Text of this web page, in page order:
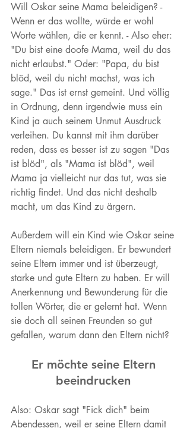
Will Oskar seine Mama beleidigen? -
Wenn er das wollte, würde er wohl
Worte wählen, die er kennt. - Also eher:
"Du bist eine doofe Mama, weil du das
nicht erlaubst." Oder: "Papa, du bist
blöd, weil du nicht machst, was ich
sage." Das ist ernst gemeint. Und völlig
in Ordnung, denn irgendwie muss ein
Kind ja auch seinem Unmut Ausdruck
verleihen. Du kannst mit ihm darüber
reden, dass es besser ist zu sagen "Das
ist blöd", als "Mama ist blöd", weil
Mama ja vielleicht nur das tut, was sie
richtig findet. Und das nicht deshalb
macht, um das Kind zu ärgern.
Außerdem will ein Kind wie Oskar seine
Eltern niemals beleidigen. Er bewundert
seine Eltern immer und ist überzeugt,
starke und gute Eltern zu haben. Er will
Anerkennung und Bewunderung für die
tollen Wörter, die er gelernt hat. Wenn
sie doch all seinen Freunden so gut
gefallen, warum dann den Eltern nicht?
Er möchte seine Eltern
beeindrucken
Also: Oskar sagt "Fick dich" beim
Abendessen, weil er seine Eltern damit